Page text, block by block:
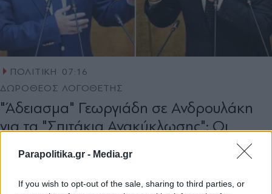
Parapolitika.gr - Media.gr
If you wish to opt-out of the sale, sharing to third parties, or
ΠΟΛΙΤΙΚΗ
07:16
ΔΩΡΟΘΕΟΣ ΛΟΓΟΘΕΤΗΣ
"Άδειασµα" Γεωργιάδη σε Ανδρουλάκη
για τα "Σπιτάκια Ανακύκλωσης": Οι
απάντηση Γεωργάκη (Εικόνα)